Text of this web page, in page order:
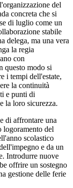
del
concreta che si
di luglio come un
stabile
delega, ma una vera
la regia
con
questo modo si
i tempi dell'estate,
la continuità
e punti di
la loro sicurezza.
di affrontare una
logoramento del
scolastico
e da un
Introdurre nuove
offrire un sostegno
gestione delle ferie